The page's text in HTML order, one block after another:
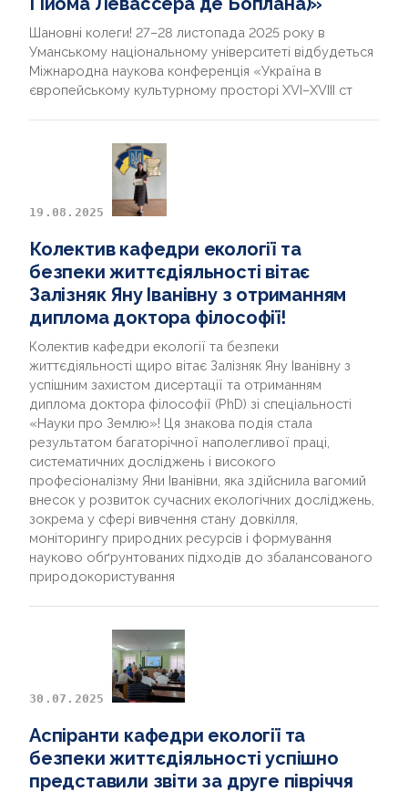
Шановні колеги! 27–28 листопада 2025 року в
Уманському національному університеті відбудеться
Міжнародна наукова конференція «Україна в
європейському культурному просторі XVI–XVIII ст
19.08.2025
Колектив кафедри екології та
безпеки життєдіяльності вітає
Залізняк Яну Іванівну з отриманням
диплома доктора філософії!
Колектив кафедри екології та безпеки
життєдіяльності щиро вітає Залізняк Яну Іванівну з
успішним захистом дисертації та отриманням
диплома доктора філософії (PhD) зі спеціальності
«Науки про Землю»! Ця знакова подія стала
результатом багаторічної наполегливої праці,
систематичних досліджень і високого
професіоналізму Яни Іванівни, яка здійснила вагомий
внесок у розвиток сучасних екологічних досліджень,
зокрема у сфері вивчення стану довкілля,
моніторингу природних ресурсів і формування
науково обґрунтованих підходів до збалансованого
природокористування
30.07.2025
Аспіранти кафедри екології та
безпеки життєдіяльності успішно
представили звіти за друге півріччя